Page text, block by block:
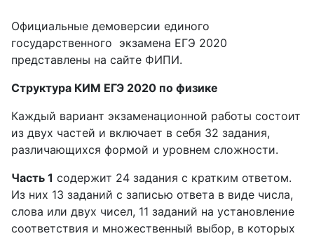
Официальные демоверсии единого
государственного экзамена ЕГЭ 2020
представлены на сайте ФИПИ.
Структура КИМ ЕГЭ 2020 по физике
Каждый вариант экзаменационной работы состоит
из двух частей и включает в себя 32 задания,
различающихся формой и уровнем сложности.
Часть 1 содержит 24 задания с кратким ответом.
Из них 13 заданий с записью ответа в виде числа,
слова или двух чисел, 11 заданий на установление
соответствия и множественный выбор, в которых